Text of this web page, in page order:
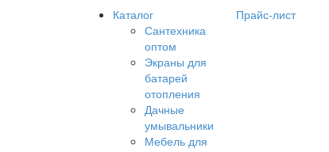
Каталог
Сантехника
оптом
Экраны для
батарей
отопления
Дачные
умывальники
Мебель для
Прайс-лист